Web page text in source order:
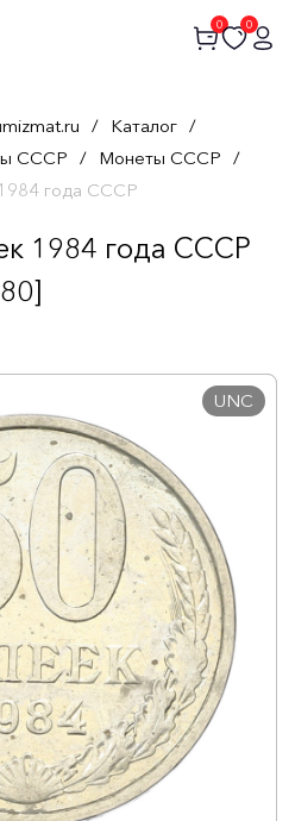
0 0
/ Каталог /
СССР / Монеты СССР /
года СССР
1984 года СССР
UNC